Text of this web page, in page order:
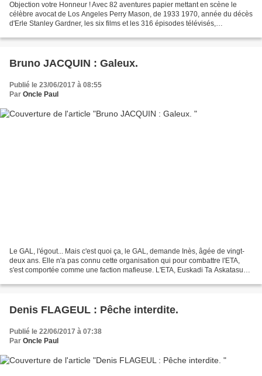
Objection votre Honneur ! Avec 82 aventures papier mettant en scène le
célèbre avocat de Los Angeles Perry Mason, de 1933 1970, année du décès
d'Erle Stanley Gardner, les six films et les 316 épisodes télévisés,
Bruno JACQUIN : Galeux.
Publié le 23/06/2017 à 08:55
Par Oncle Paul
Le GAL, l'égout... Mais c'est quoi ça, le GAL, demande Inès, âgée de vingt-
deux ans. Elle n'a pas connu cette organisation qui pour combattre l'ETA,
s'est comportée comme une faction mafieuse. L'ETA, Euskadi Ta Askatasuna
Denis FLAGEUL : Pêche interdite.
Publié le 22/06/2017 à 07:38
Par Oncle Paul